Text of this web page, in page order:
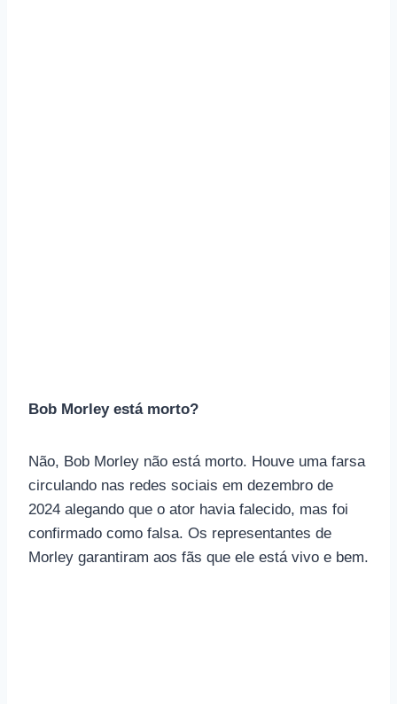
Bob Morley está morto?
Não, Bob Morley não está morto. Houve uma farsa
circulando nas redes sociais em dezembro de
2024 alegando que o ator havia falecido, mas foi
confirmado como falsa. Os representantes de
Morley garantiram aos fãs que ele está vivo e bem.